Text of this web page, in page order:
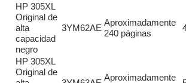
HP 305XL
Original de
alta
capacidad
negro
3YM62AE
Aproximadamente
240 páginas
HP 305XL
Original de
Aproximadamente